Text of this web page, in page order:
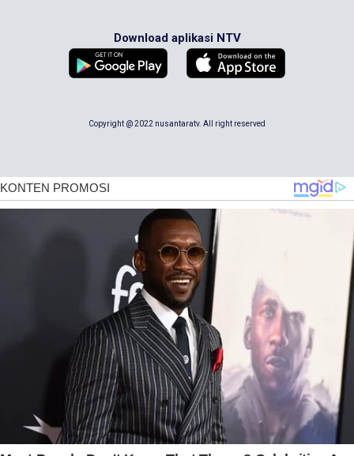
Download aplikasi NTV
Copyright @ 2022 nusantaratv. All right reserved